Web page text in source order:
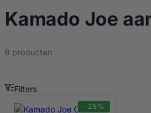
Kamado Joe
9 producten
Filters
Kamado Joe-25%